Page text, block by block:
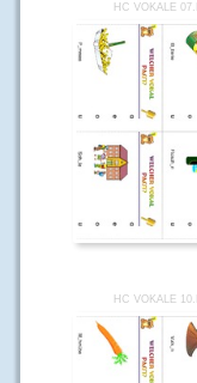
HC VOKALE
HC VOKALE